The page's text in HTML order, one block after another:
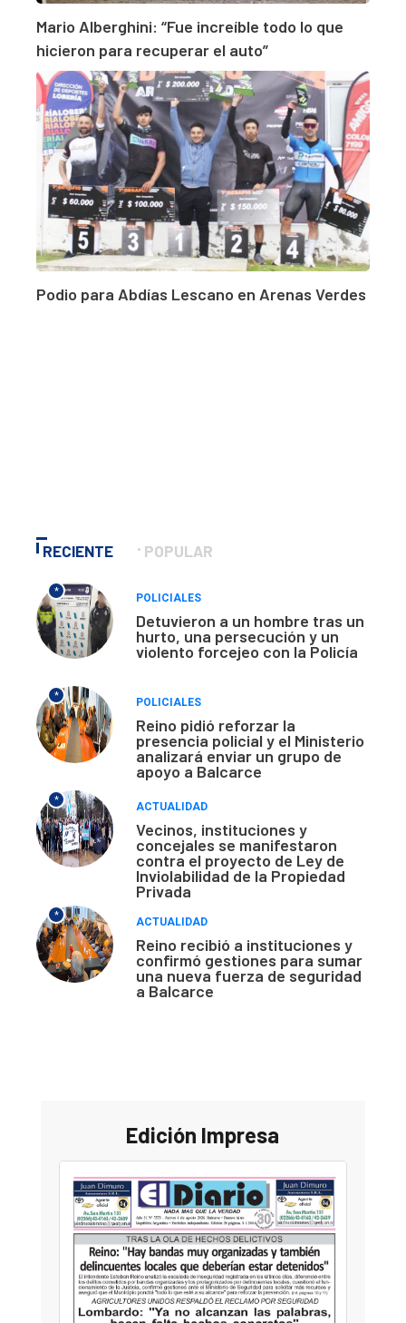
Mario Alberghini: “Fue increíble todo lo que
hicieron para recuperar el auto”
Podio para Abdías Lescano en Arenas Verdes
RECIENTE POPULAR
*
POLICIALES
Detuvieron a un hombre tras un
hurto, una persecución y un
violento forcejeo con la Policía
*
POLICIALES
Reino pidió reforzar la
presencia policial y el Ministerio
analizará enviar un grupo de
apoyo a Balcarce
*
ACTUALIDAD
Vecinos, instituciones y
concejales se manifestaron
contra el proyecto de Ley de
Inviolabilidad de la Propiedad
Privada
*
ACTUALIDAD
Reino recibió a instituciones y
confirmó gestiones para sumar
una nueva fuerza de seguridad
a Balcarce
Edición Impresa